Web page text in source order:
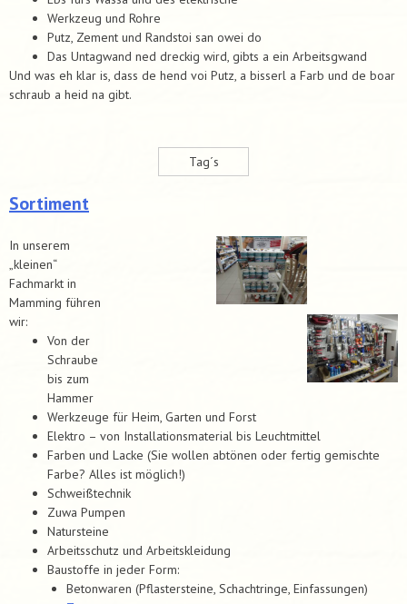
Werkzeug und Rohre
Putz, Zement und Randstoi san owei do
Das Untagwand ned dreckig wird, gibts a ein Arbeitsgwand
Und was eh klar is, dass de hend voi Putz, a bisserl a Farb und de boar
schraub a heid na gibt.
Tag´s
Sortiment
In unserem
„kleinen“
Fachmarkt in
Mamming führen
wir:
Von der
Schraube
bis zum
Hammer
Werkzeuge für Heim, Garten und Forst
Elektro – von Installationsmaterial bis Leuchtmittel
Farben und Lacke (Sie wollen abtönen oder fertig gemischte
Farbe? Alles ist möglich!)
Schweißtechnik
Zuwa Pumpen
Natursteine
Arbeitsschutz und Arbeitskleidung
Baustoffe in jeder Form:
Betonwaren (Pflastersteine, Schachtringe, Einfassungen)